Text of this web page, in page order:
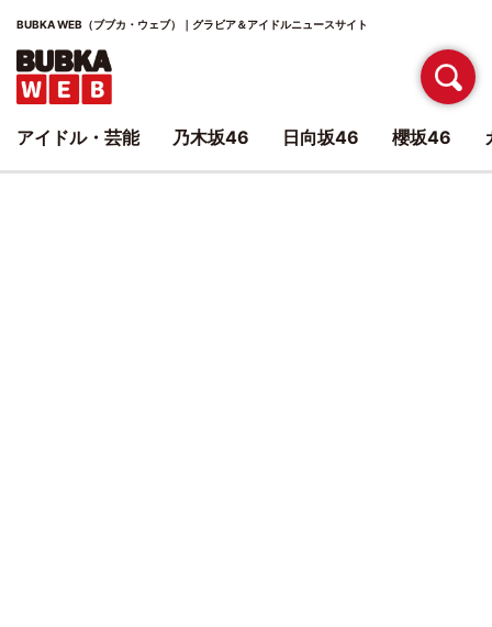
BUBKA WEB（ブブカ・ウェブ）｜グラビア＆アイドルニュースサイト
アイドル・芸能 乃木坂46 日向坂46 櫻坂46